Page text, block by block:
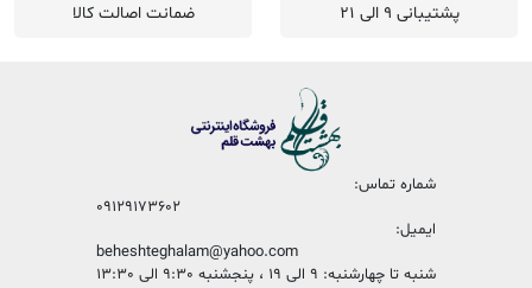
پشتیبانی 9 الی 21 ضمانت اصالت کالا
شماره تماس:
09129173602
ایمیل:
beheshteghalam@yahoo.com
شنبه تا چهارشنبه: 9 الی 19 ، پنجشنبه 9:30 الی 13:30